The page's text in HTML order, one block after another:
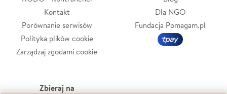
Kontakt
Porównanie serwisów
Polityka plików cookie
Zarządzaj zgodami cookie
Dla NGO
Fundacja Pomagam.pl
Zbieraj na